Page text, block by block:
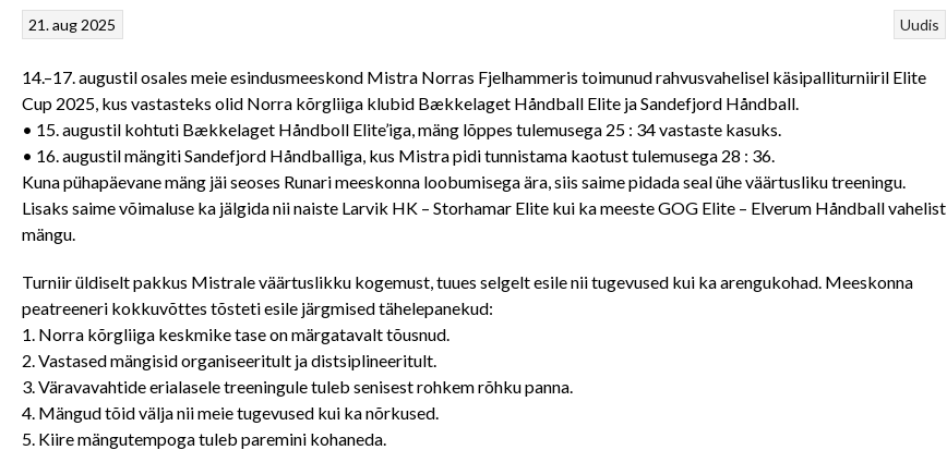
Uudis
21. aug 2025
14.–17. augustil osales meie esindusmeeskond Mistra Norras Fjelhammeris toimunud rahvusvahelisel käsipalliturniiril Elite
Cup 2025, kus vastasteks olid Norra kõrgliiga klubid Bækkelaget Håndball Elite ja Sandefjord Håndball.
• 15. augustil kohtuti Bækkelaget Håndboll Elite’iga, mäng lõppes tulemusega 25 : 34 vastaste kasuks.
• 16. augustil mängiti Sandefjord Håndballiga, kus Mistra pidi tunnistama kaotust tulemusega 28 : 36.
Kuna pühapäevane mäng jäi seoses Runari meeskonna loobumisega ära, siis saime pidada seal ühe väärtusliku treeningu.
Lisaks saime võimaluse ka jälgida nii naiste Larvik HK – Storhamar Elite kui ka meeste GOG Elite – Elverum Håndball vahelist
mängu.
Turniir üldiselt pakkus Mistrale väärtuslikku kogemust, tuues selgelt esile nii tugevused kui ka arengukohad. Meeskonna
peatreeneri kokkuvõttes tõsteti esile järgmised tähelepanekud:
1. Norra kõrgliiga keskmike tase on märgatavalt tõusnud.
2. Vastased mängisid organiseeritult ja distsiplineeritult.
3. Väravavahtide erialasele treeningule tuleb senisest rohkem rõhku panna.
4. Mängud tõid välja nii meie tugevused kui ka nõrkused.
5. Kiire mängutempoga tuleb paremini kohaneda.